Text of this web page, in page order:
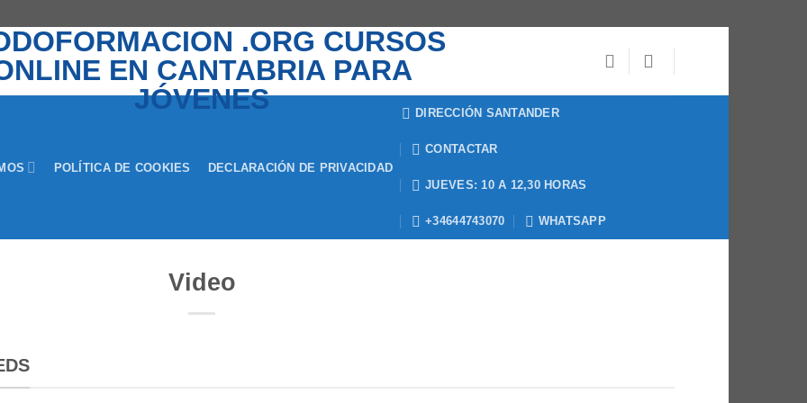
POLÍTICA DE COOKIES DECLARACIÓN DE PRIVACIDAD
DIRECCIÓN SANTANDER
CONTACTAR
JUEVES: 10 A 12,30 HORAS
+34644743070 WHATSAPP
Video